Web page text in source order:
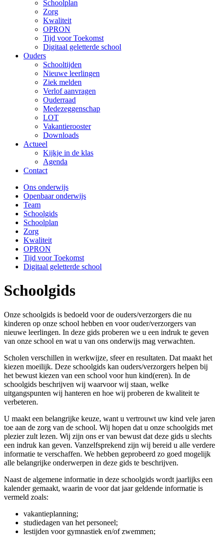
Schoolplan
Zorg
Kwaliteit
OPRON
Tijd voor Toekomst
Digitaal geletterde school
Ouders
Schooltijden
Nieuwe leerlingen
Ziek melden
Verlof aanvragen
Ouderraad
Medezeggenschap
LOT
Vakantierooster
Downloads
Actueel
Kijkje in de klas
Agenda
Contact
Ons onderwijs
Openbaar onderwijs
Team
Schoolgids
Schoolplan
Zorg
Kwaliteit
OPRON
Tijd voor Toekomst
Digitaal geletterde school
Schoolgids
Onze schoolgids is bedoeld voor de ouders/verzorgers die nu
kinderen op onze school hebben en voor ouder/verzorgers van
nieuwe leerlingen. In deze gids proberen we u een indruk te geven
van onze school en wat u van ons onderwijs mag verwachten.
Scholen verschillen in werkwijze, sfeer en resultaten. Dat maakt het
kiezen moeilijk. Deze schoolgids kan ouders/verzorgers helpen bij
het bewust kiezen van een school voor hun kind(eren). In de
schoolgids beschrijven wij waarvoor wij staan, welke
uitgangspunten wij hanteren en hoe wij proberen de kwaliteit te
verbeteren.
U maakt een belangrijke keuze, want u vertrouwt uw kind vele jaren
toe aan de zorg van de school. Wij hopen dat u onze schoolgids met
plezier zult lezen. Wij zijn ons er van bewust dat deze gids u slechts
een indruk kan geven. Vanzelfsprekend zijn wij bereid u alle verdere
informatie te verschaffen. We hebben geprobeerd zo goed mogelijk
alle belangrijke onderwerpen in deze gids te beschrijven.
Naast de algemene informatie in deze schoolgids wordt jaarlijks een
kalender gemaakt, waarin de voor dat jaar geldende informatie is
vermeld zoals:
vakantieplanning;
studiedagen van het personeel;
lestijden voor gymnastiek en/of zwemmen;